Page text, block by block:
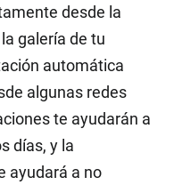
desde la
galería de tu
automática
algunas redes
te ayudarán a
días, y la
ayudará a no